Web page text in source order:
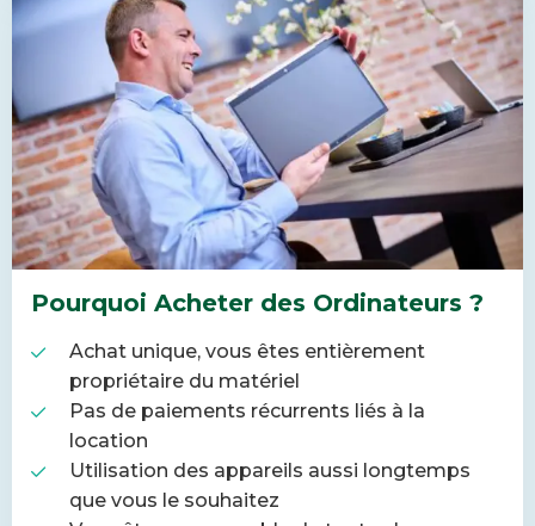
Pourquoi Acheter des Ordinateurs ?
Achat unique, vous êtes entièrement
propriétaire du matériel
Pas de paiements récurrents liés à la
location
Utilisation des appareils aussi longtemps
que vous le souhaitez